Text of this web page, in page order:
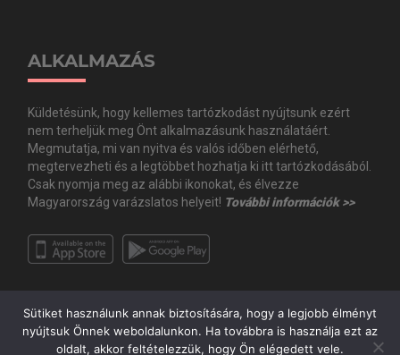
ALKALMAZÁS
Küldetésünk, hogy kellemes tartózkodást nyújtsunk ezért
nem terheljük meg Önt alkalmazásunk használatáért.
Megmutatja, mi van nyitva és valós időben elérhető,
megtervezheti és a legtöbbet hozhatja ki itt tartózkodásából.
Csak nyomja meg az alábbi ikonokat, és élvezze
Magyarország varázslatos helyeit! További információk >>
Sütiket használunk annak biztosítására, hogy a legjobb élményt
nyújtsuk Önnek weboldalunkon. Ha továbbra is használja ezt az
oldalt, akkor feltételezzük, hogy Ön elégedett vele.